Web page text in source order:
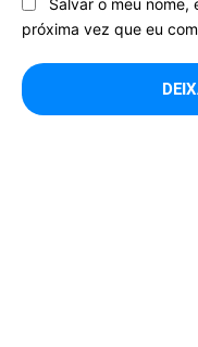
próxima vez que eu